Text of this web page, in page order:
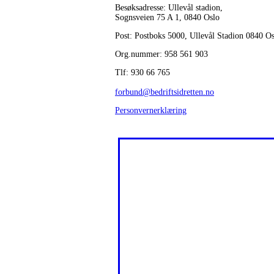
Besøksadresse: Ullevål stadion,
Sognsveien 75 A 1, 0840 Oslo
Post: Postboks 5000, Ullevål Stadion 0840
Org.nummer: 958 561 903
Tlf: 930 66 765
forbund@bedriftsidretten.no
Personvernerklæring